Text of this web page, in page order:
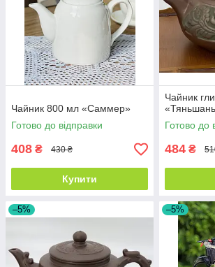
Чайник 800 мл «Саммер»
Готово до відправки
408 ₴ 430 ₴
Купити
Чайник
Готово до
484 ₴
–5% –5%